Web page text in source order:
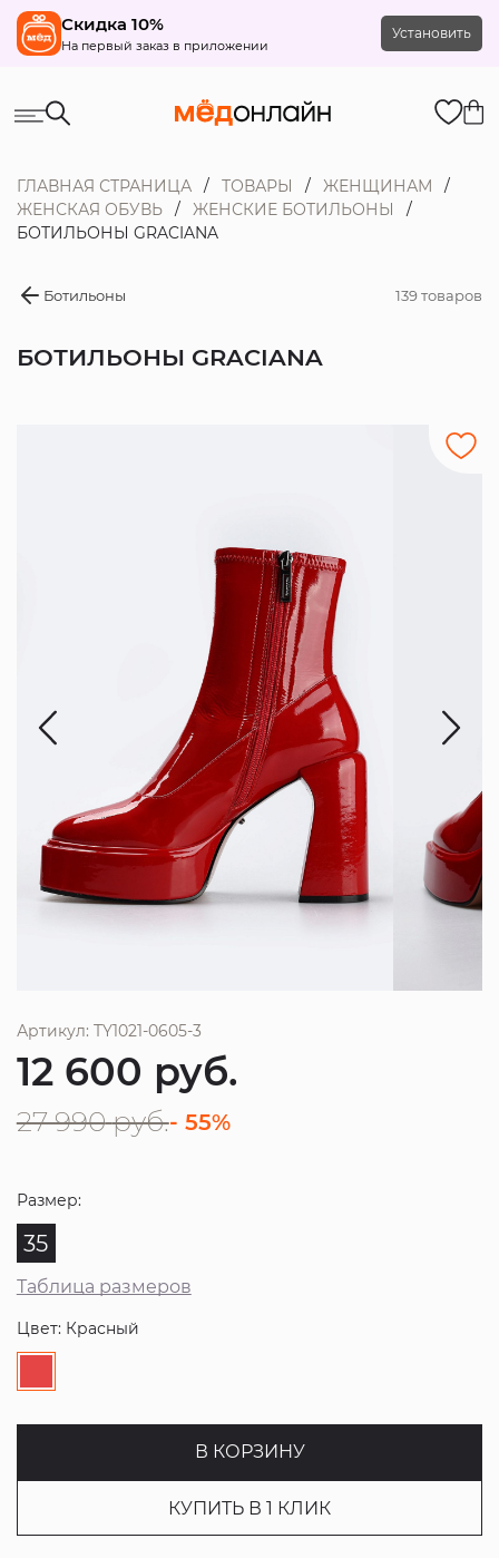
Скидка 10%
На первый заказ в приложении
Установить
ГЛАВНАЯ СТРАНИЦА ТОВАРЫ
ЖЕНЩИНАМ
ЖЕНСКАЯ ОБУВЬ
ЖЕНСКИЕ БОТИЛЬОНЫ
БОТИЛЬОНЫ GRACIANA
Ботильоны 139 товаров
БОТИЛЬОНЫ GRACIANA
Артикул: TY1021-0605-3
12 600 руб.
27 990 руб.- 55%
Размер:
35
Таблица размеров
Цвет: Красный
В КОРЗИНУ
КУПИТЬ В 1 КЛИК